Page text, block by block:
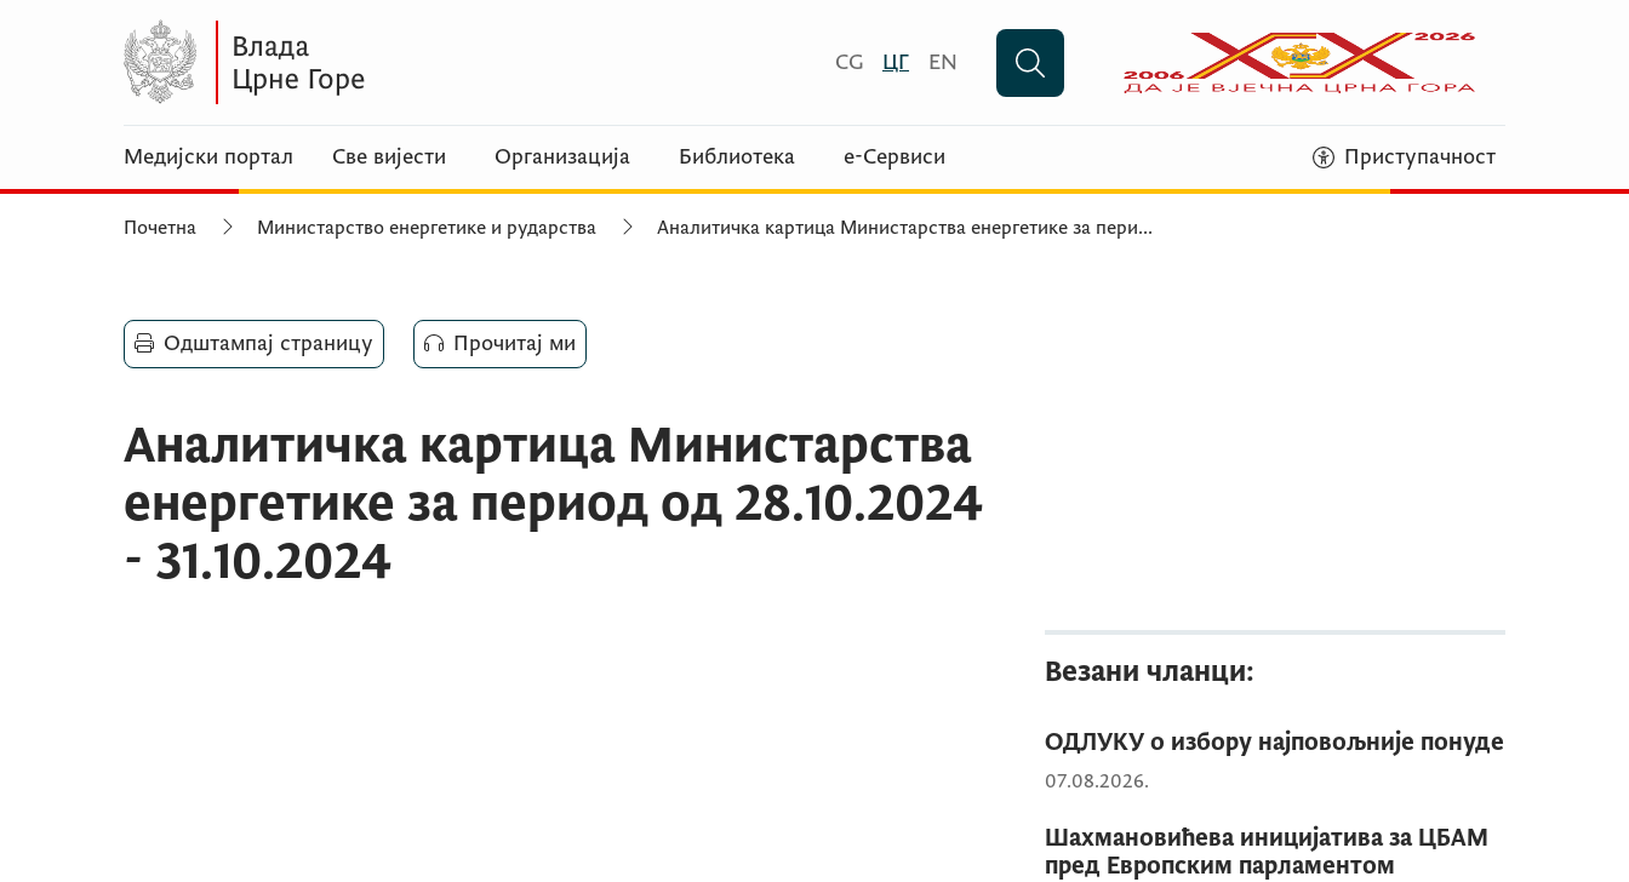
CG ЦГ EN
Медијски портал Све вијести Организација Библиотека е-Сервиси Приступачност
Почетна Министарство енергетике и рударства Аналитичка картица Министарства енергетике за пери...
Одштампај страницу Прочитај ми
Аналитичка картица Министарства
енергетике за период од 28.10.2024
- 31.10.2024
Везани чланци:
ОДЛУКУ о избору најповољније понуде
07.08.2026.
Шахмановићева иницијатива за ЦБАМ
пред Европским парламентом